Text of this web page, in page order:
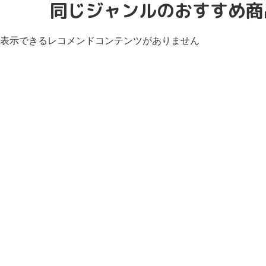
同じジャンルのおすすめ
表示できるレコメンドコンテンツがありません